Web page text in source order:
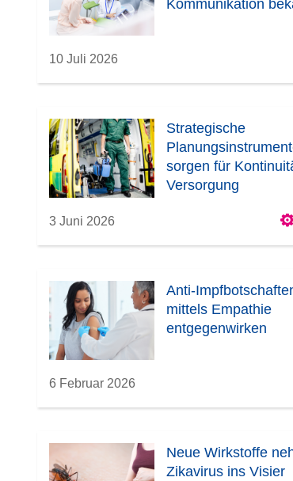
e
e
Kommunikation
10 Juli 2026
Strategische
sorgen für
Versorgung
3 Juni 2026
Anti-
mittels Empathie
entgegenwirken
6 Februar 2026
Neue Wirkstoffe
Zikavirus ins Visier